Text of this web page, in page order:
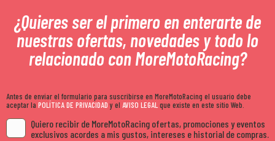
¿Quieres ser el primero en enterarte de
nuestras ofertas, novedades y todo lo
relacionado con MoreMotoRacing?
Antes de enviar el formulario para suscribirse en MoreMotoRacing el usuario debe
aceptar la POLÍTICA DE PRIVACIDADy el AVISO LEGALque existe en este sitio Web.
Quiero recibir de MoreMotoRacing ofertas, promociones y eventos
exclusivos acordes a mis gustos, intereses e historial de compras.